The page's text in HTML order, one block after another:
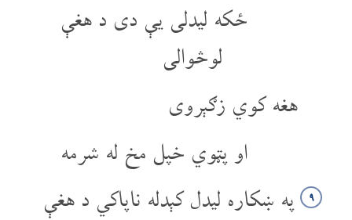
ځکه لیدلی یې دی د هغې
لوڅوالی
هغه کوي زګېروی
او پټوي خپل مخ له شرمه
۹ په ښکاره لیدل کېدله ناپاکي د هغې